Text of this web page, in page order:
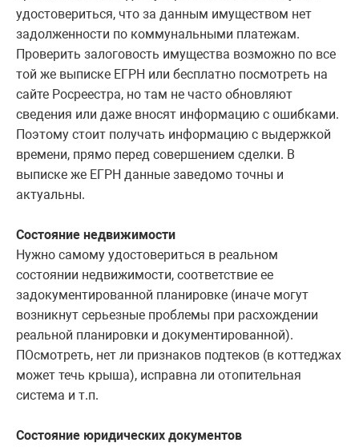
удостовериться, что за данным имуществом нет
задолженности по коммунальными платежам.
Проверить залоговость имущества возможно по все
той же выписке ЕГРН или бесплатно посмотреть на
сайте Росреестра, но там не часто обновляют
сведения или даже вносят информацию с ошибками.
Поэтому стоит получать информацию с выдержкой
времени, прямо перед совершением сделки. В
выписке же ЕГРН данные заведомо точны и
актуальны.
Состояние недвижимости
Нужно самому удостовериться в реальном
состоянии недвижимости, соответствие ее
задокументированной планировке (иначе могут
возникнут серьезные проблемы при расхождении
реальной планировки и документированной).
ПОсмотреть, нет ли признаков подтеков (в коттеджах
может течь крыша), исправна ли отопительная
система и т.п.
Состояние юридических документов